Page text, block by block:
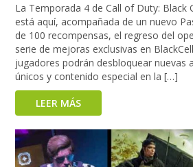
La Temporada 4 de Call of Duty: Black
está aquí, acompañada de un nuevo
de 100 recompensas, el regreso del
serie de mejoras exclusivas en
jugadores podrán desbloquear nuevas
únicos y contenido especial en la […]
LEER MÁS